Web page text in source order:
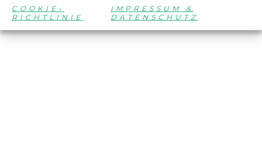
COOKIE-
RICHTLINIE
IMPRESSUM &
DATENSCHUTZ